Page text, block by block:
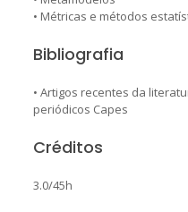
• Métricas e métodos
Bibliografia
• Artigos recentes da
periódicos Capes
Créditos
3.0/45h